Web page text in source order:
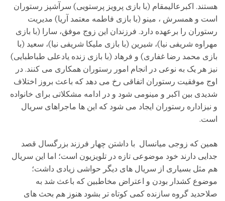
هستند. اکبرعالیمقام (با بازی پرویز پرستویی) سرآشپز رستوران
است و همسرش ، مینو (با بازی فاطمه معتمد آریا) مدیریت
رستوران را برعهده دارد. فرزندان این زوج موفق، سارا (با بازی
مهراوه شریفی نیا)، شیرین (با بازی ملیکا شریفی نیا)، سعید (با
بازی محمد رضا غفاری) و فرهاد (با بازی زنده یادعلی طباطبایی)
نیز هر یک به نوعی در انجام امور رستوران همکاری می کنند. در
اوج موفقیت رستوران اتفاقی رخ می دهد که باعث بروز اختلاف
شدیدی بین اکبر و مینومی شود و در ادامه مشکلاتی برای خانواده
و نیزاداره رستوران ایجاد می شود که این ها ماجراهای سریال
است.
همین که زوجی میانسال با داشتن چهار فرزند بزرگسال قصد
جدایی دارند خود موضوعی تازه در تلویزیون است؛ اما این سریال
هم مثل بسیاری از سریال های دیگر حواشی زیادی داشت؛
موضوع کشدار بودن و اعتراض مخاطبین که باعث شد به
صلاحدید گروه سازنده کمی کوتاه تر بشود هنوز هم بحث های